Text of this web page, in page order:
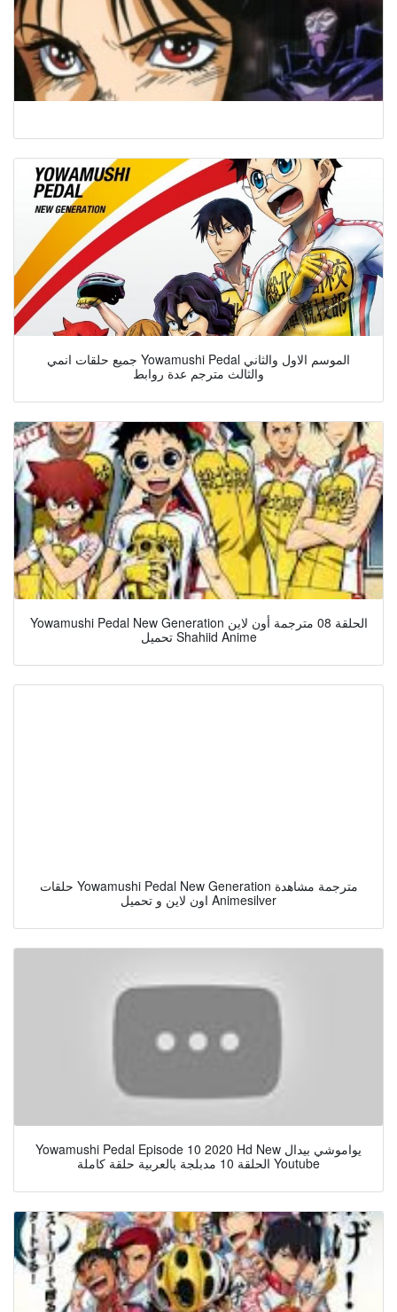
جميع حلقات انمي Yowamushi Pedal الموسم الاول والثاني
والثالث مترجم عدة روابط
Yowamushi Pedal New Generation الحلقة 08 مترجمة أون لاين
تحميل Shahiid Anime
حلقات Yowamushi Pedal New Generation مترجمة مشاهدة
اون لاين و تحميل Animesilver
Yowamushi Pedal Episode 10 2020 Hd New يواموشي بيدال
الحلقة 10 مدبلجة بالعربية حلقة كاملة Youtube